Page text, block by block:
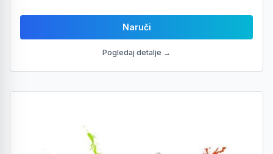
Naruči
Pogledaj detalje →